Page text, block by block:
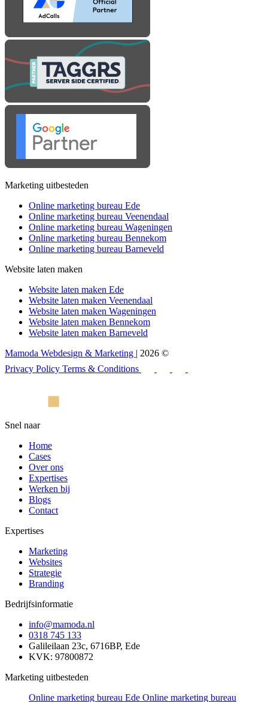
Marketing uitbesteden
Online marketing bureau Ede
Online marketing bureau Veenendaal
Online marketing bureau Wageningen
Online marketing bureau Bennekom
Online marketing bureau Barneveld
Website laten maken
Website laten maken Ede
Website laten maken Veenendaal
Website laten maken Wageningen
Website laten maken Bennekom
Website laten maken Barneveld
Mamoda Webdesign & Marketing | 2026 ©
Privacy Policy Terms & Conditions
Snel naar
Home
Cases
Over ons
Expertises
Werken bij
Blogs
Contact
Expertises
Marketing
Websites
Strategie
Branding
Bedrijfsinformatie
info@mamoda.nl
0318 745 133
Galileilaan 23c, 6716BP, Ede
KVK: 97800872
Marketing uitbesteden
Online marketing bureau Ede Online marketing bureau